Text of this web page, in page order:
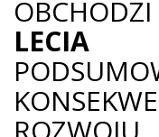
LECIA